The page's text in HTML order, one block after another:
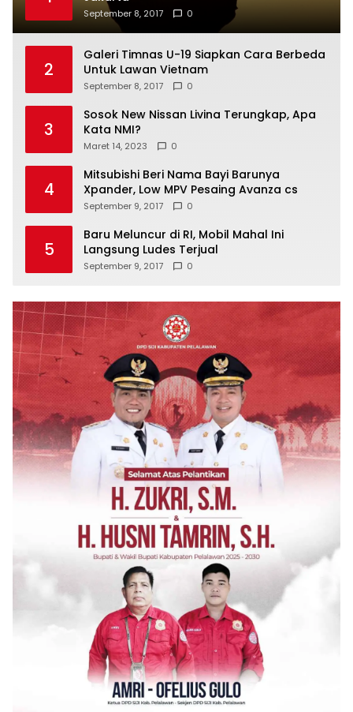
September 8, 2017 0
2
Galeri Timnas U-19 Siapkan Cara Berbeda
Untuk Lawan Vietnam
September 8, 2017 0
3
Sosok New Nissan Livina Terungkap, Apa
Kata NMI?
Maret 14, 2023 0
4
Mitsubishi Beri Nama Bayi Barunya
Xpander, Low MPV Pesaing Avanza cs
September 9, 2017 0
5
Baru Meluncur di RI, Mobil Mahal Ini
Langsung Ludes Terjual
September 9, 2017 0